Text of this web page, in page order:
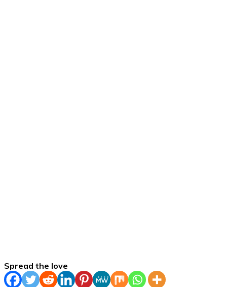
Spread the love